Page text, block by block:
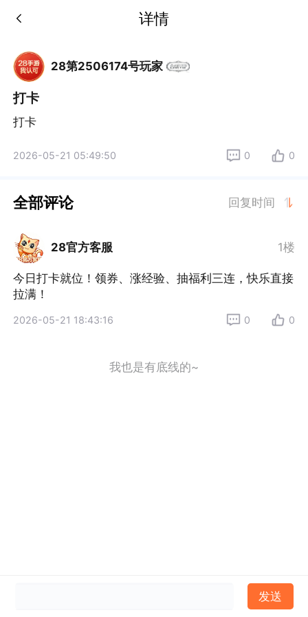
详情
28第2506174号玩家
打卡
打卡
2026-05-21 05:49:50 0 0
全部评论 回复时间
28官方客服 1楼
今日打卡就位！领券、涨经验、抽福利三连，快乐直接
拉满！
2026-05-21 18:43:16 0 0
我也是有底线的~
发送